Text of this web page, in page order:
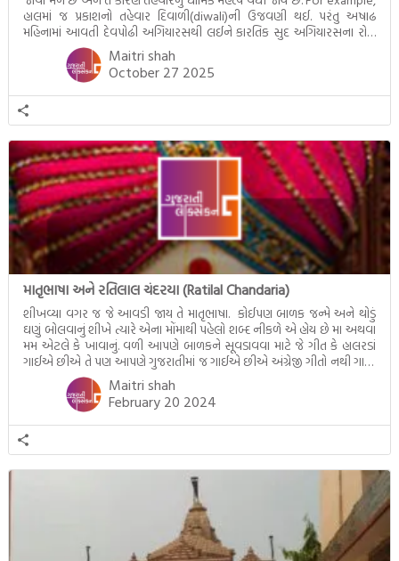
હાલમાં જ પ્રકાશનો તહેવાર દિવાળી(diwali)ની ઉજવણી થઈ. પરંતુ અષાઢ
મહિનામાં આવતી દેવપોઢી અગિયારસથી લઈને કારતિક સુદ અગિયારસના રોજ
આવતી દેવ ઊઠી અગિયારસ વચ્ચે મોટેભાગે યજ્ઞોપવીત સંસ્કાર, લગ્ન,
દીક્ષાગ્રહણ, યજ્ઞ, ગૃહપ્રવેશ જેવા […]
Maitri shah
October 27 2025
માતૃભાષા અને રતિલાલ ચંદરયા (Ratilal Chandaria)
શીખવ્યા વગર જ જે આવડી જાય તે માતૃભાષા. કોઈપણ બાળક જન્મે અને થોડું
ઘણું બોલવાનું શીખે ત્યારે એના મોંમાથી પહેલો શબ્દ નીકળે એ હોય છે મા અથવા
મમ એટલે કે ખાવાનું. વળી આપણે બાળકને સૂવડાવવા માટે જે ગીત કે હાલરડાં
ગાઈએ છીએ તે પણ આપણે ગુજરાતીમાં જ ગાઈએ છીએ અંગ્રેજી ગીતો નથી ગાતા.
આમ બાળકને […]
Maitri shah
February 20 2024